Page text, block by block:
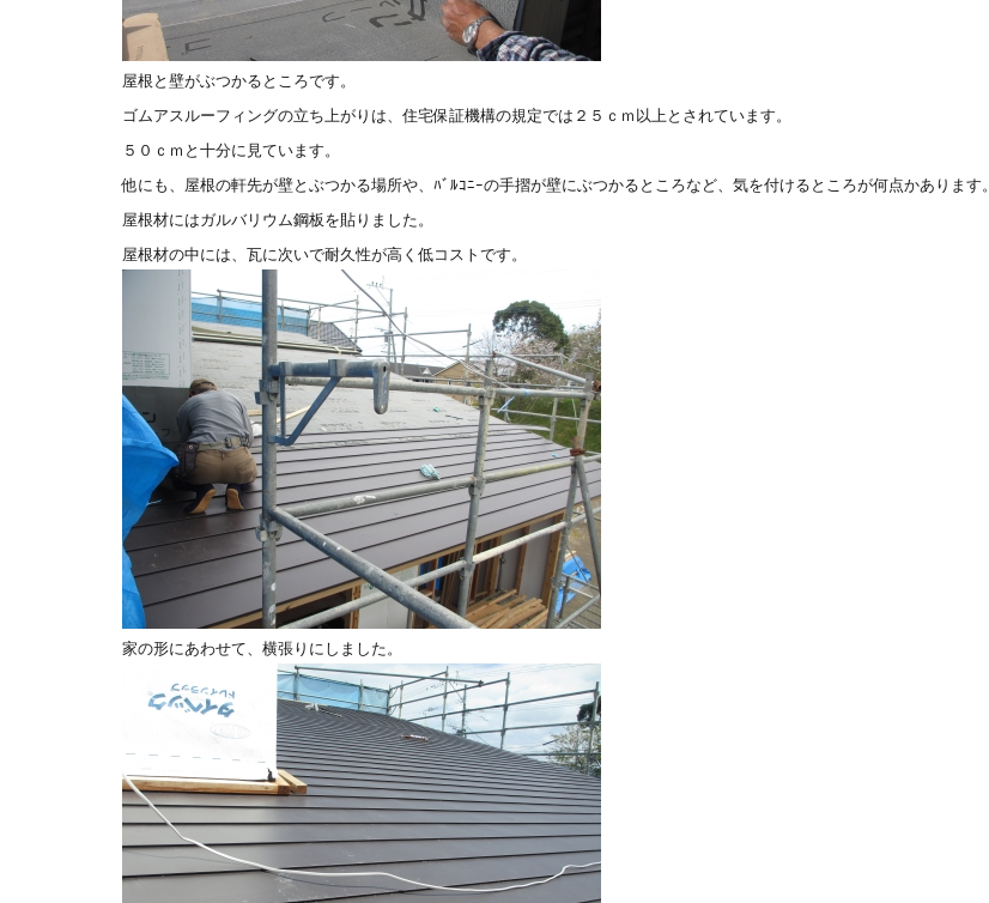
屋根と壁がぶつかるところです。
ゴムアスルーフィングの立ち上がりは、住宅保証機構の規定では２５ｃｍ以上とされています。
５０ｃｍと十分に見ています。
他にも、屋根の軒先が壁とぶつかる場所や、ﾊﾞﾙｺﾆｰの手摺が壁にぶつかるところなど、気を付けるところが何点かあります。
屋根材にはガルバリウム鋼板を貼りました。
屋根材の中には、瓦に次いで耐久性が高く低コストです。
家の形にあわせて、横張りにしました。